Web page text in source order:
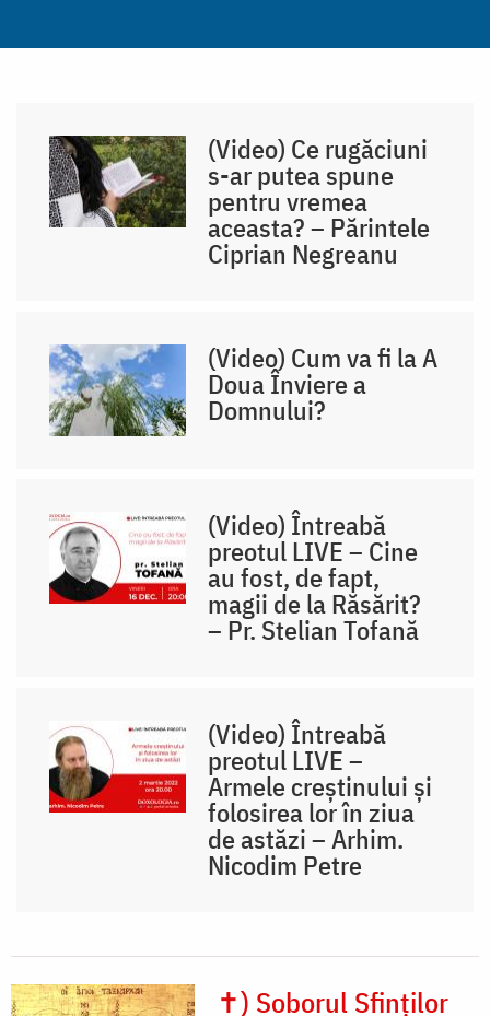
(Video) Ce rugăciuni
s-ar putea spune
pentru vremea
aceasta? – Părintele
Ciprian Negreanu
(Video) Cum va fi la A
Doua Înviere a
Domnului?
(Video) Întreabă
preotul LIVE – Cine
au fost, de fapt,
magii de la Răsărit?
– Pr. Stelian Tofană
(Video) Întreabă
preotul LIVE –
Armele creștinului și
folosirea lor în ziua
de astăzi – Arhim.
Nicodim Petre
✝) Soborul Sfinților